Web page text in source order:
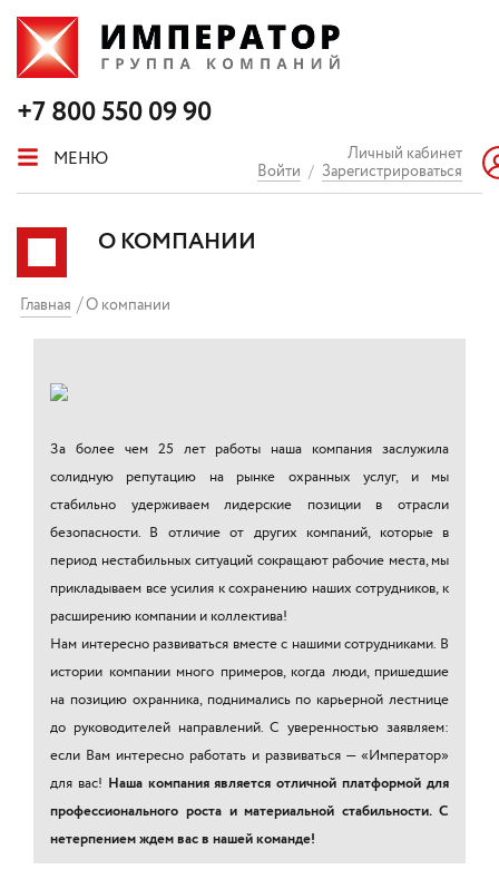
+7 800 550 09 90
МЕНЮ
Личный кабинет
Войти / Зарегистрироваться
О КОМПАНИИ
Главная О компании
За более чем 25 лет работы наша компания заслужила
солидную репутацию на рынке охранных услуг, и мы
стабильно удерживаем лидерские позиции в отрасли
безопасности. В отличие от других компаний, которые в
период нестабильных ситуаций сокращают рабочие места, мы
прикладываем все усилия к сохранению наших сотрудников, к
расширению компании и коллектива!
Нам интересно развиваться вместе с нашими сотрудниками. В
истории компании много примеров, когда люди, пришедшие
на позицию охранника, поднимались по карьерной лестнице
до руководителей направлений. С уверенностью заявляем:
если Вам интересно работать и развиваться — «Император»
для вас! Наша компания является отличной платформой для
профессионального роста и материальной стабильности. С
нетерпением ждем вас в нашей команде!